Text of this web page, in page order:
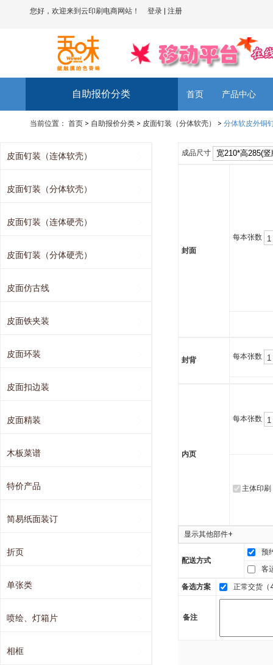
您好，欢迎来到云印刷电商网站！ 登录 注册
自助报价分类 首页 产品中心
当前位置： 首页 > 自助报价分类 > 皮面钉装（分体软壳） > 分体软皮外铜
皮面钉装（连体软壳）
皮面钉装（分体软壳）
皮面钉装（连体硬壳）
皮面钉装（分体硬壳）
皮面仿古线
皮面铁夹装
皮面环装
皮面扣边装
皮面精装
木板菜谱
特价产品
简易纸面装订
折页
单张类
喷绘、灯箱片
相框
成品尺寸
封面
每本张数
封背 每本张数
内页
每本张数
主体印刷
显示其他部件+
配送方式
预
客
备选方案 正常交货（
备注